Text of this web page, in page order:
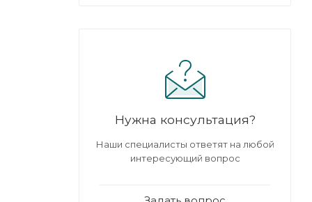
Нужна консультация?
Наши специалисты ответят на любой
интересующий вопрос